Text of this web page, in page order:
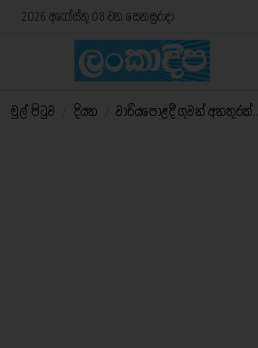
2026 අගෝස්තු 08 වන සෙනසුරාදා
මුල් පිටුව දියත වාරියපොළදී ගුවන් අනතුරක්..